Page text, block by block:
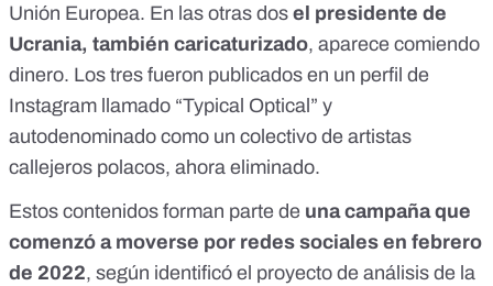
Unión Europea. En las otras dos el presidente de
Ucrania, también caricaturizado, aparece comiendo
dinero. Los tres fueron publicados en un perfil de
Instagram llamado “Typical Optical” y
autodenominado como un colectivo de artistas
callejeros polacos, ahora eliminado.
Estos contenidos forman parte de una campaña que
comenzó a moverse por redes sociales en febrero
de 2022, según identificó el proyecto de análisis de la